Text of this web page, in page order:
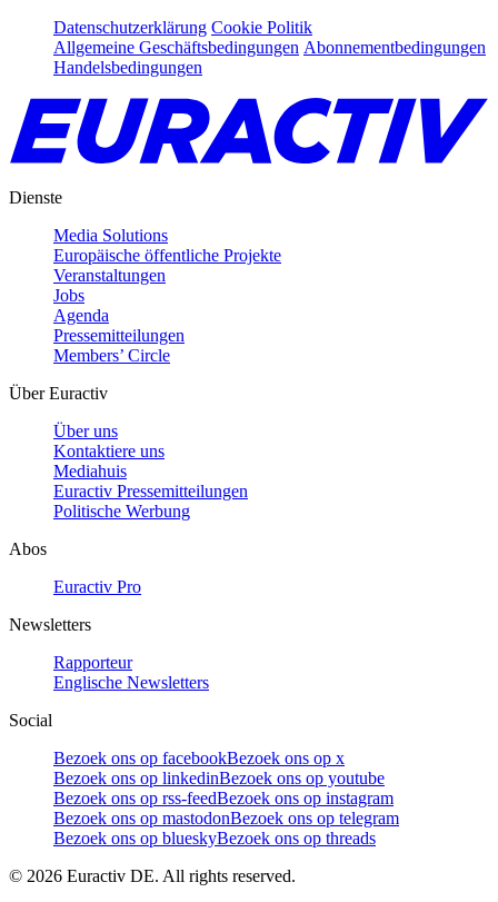
Datenschutzerklärung Cookie Politik
Allgemeine Geschäftsbedingungen Abonnementbedingungen
Handelsbedingungen
Dienste
Media Solutions
Europäische öffentliche Projekte
Veranstaltungen
Jobs
Agenda
Pressemitteilungen
Members’ Circle
Über Euractiv
Über uns
Kontaktiere uns
Mediahuis
Euractiv Pressemitteilungen
Politische Werbung
Abos
Euractiv Pro
Newsletters
Rapporteur
Englische Newsletters
Social
Bezoek ons op facebookBezoek ons op x
Bezoek ons op linkedinBezoek ons op youtube
Bezoek ons op rss-feedBezoek ons op instagram
Bezoek ons op mastodonBezoek ons op telegram
Bezoek ons op blueskyBezoek ons op threads
© 2026 Euractiv DE. All rights reserved.